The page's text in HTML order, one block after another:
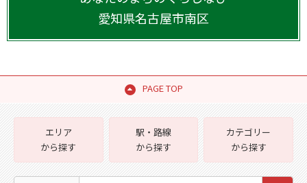
愛知県名古屋市南区
PAGE TOP
エリア
から探す
駅・路線
から探す
カテゴリー
から探す